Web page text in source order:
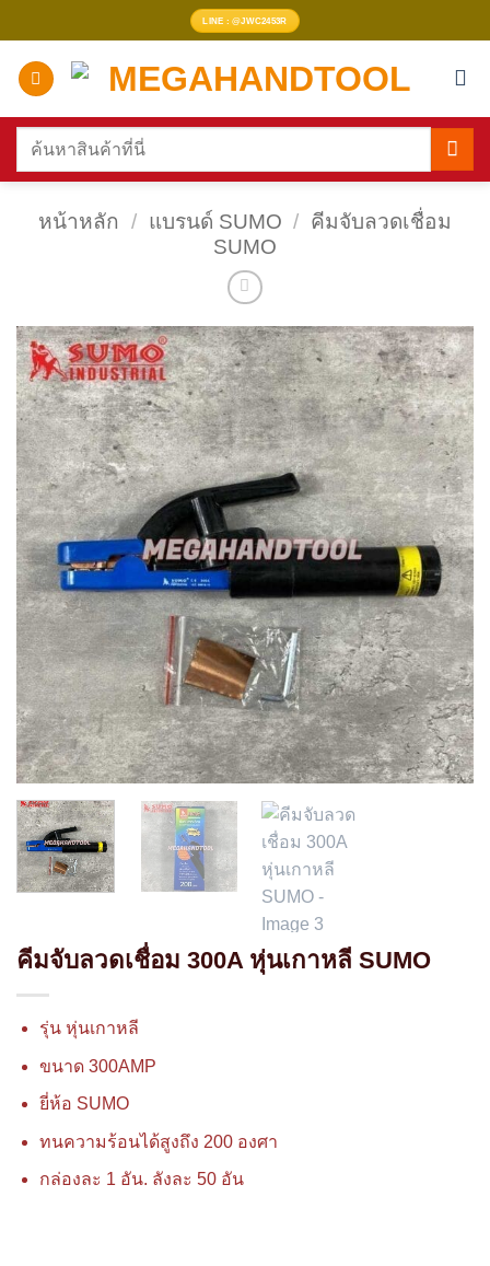
ไป
เนื้อหา
LINE : @JWC2453R
ค้นหา:
หน้าหลัก / แบรนด์ SUMO / คีมจับลวดเชื่อม
SUMO
คีมจับลวดเชื่อม 300A หุ่นเกาหลี SUMO
รุ่น หุ่นเกาหลี
ขนาด 300AMP
ยี่ห้อ SUMO
ทนความร้อนได้สูงถึง 200 องศา
กล่องละ 1 อัน. ลังละ 50 อัน